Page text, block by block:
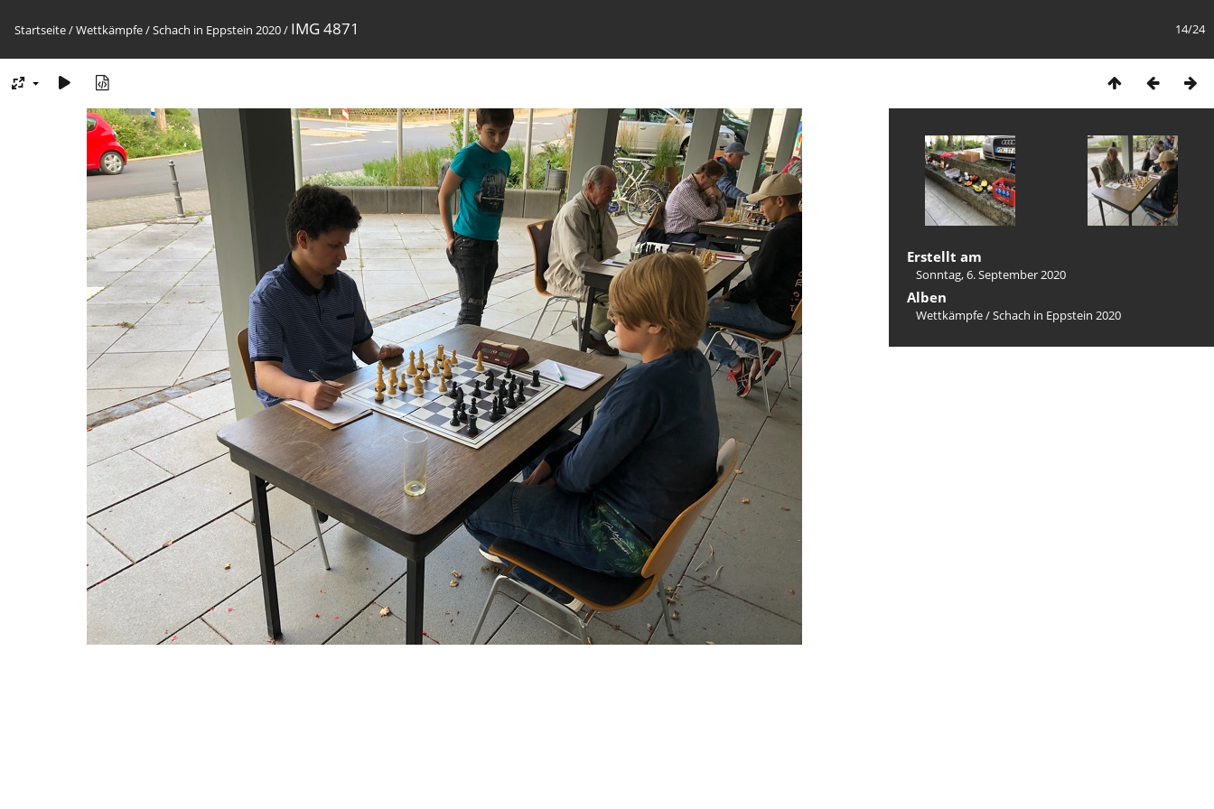
14/24
Startseite/Wettkämpfe/Schach in Eppstein 2020/ IMG 4871
Erstellt am
Sonntag, 6. September 2020
Alben
Wettkämpfe/Schach in Eppstein 2020